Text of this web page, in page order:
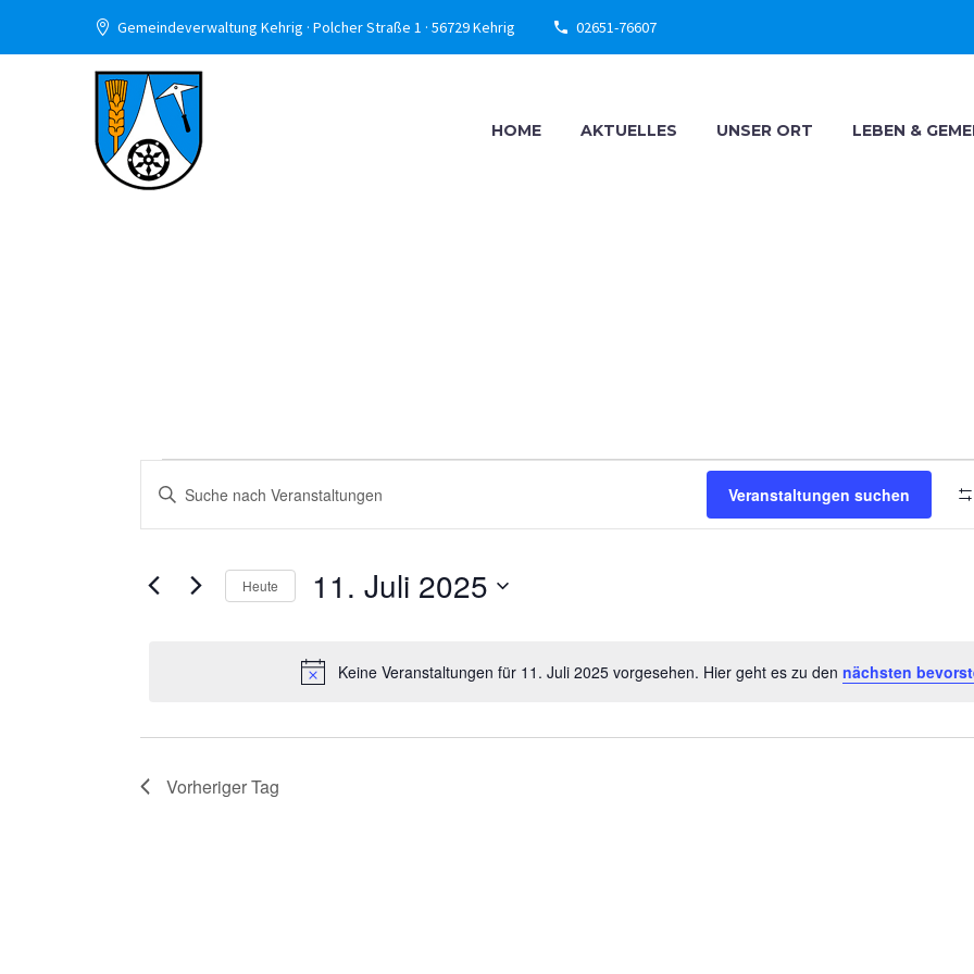
Gemeindeverwaltung Kehrig · Polcher Straße 1 · 56729 Kehrig 02651-76607
HOME AKTUELLES UNSER ORT LEBEN &
VERANSTALTUNGEN
FÜR
2025
Hinweis
Keine Veranstaltungen für 11. Juli 2025 vorgesehen. Hier geht es zu den nächsten
VERANSTALTUNGEN
SUCHE
UND
ANSICHTEN,
Bitte
nach
Veranstaltungen suchen
Heute 11. Juli 2025
Vorheriger Tag